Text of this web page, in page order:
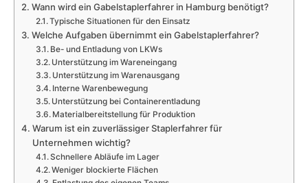
Wann wird ein Gabelstaplerfahrer in Hamburg benötigt?
Typische Situationen für den Einsatz
Welche Aufgaben übernimmt ein Gabelstaplerfahrer?
Be- und Entladung von LKWs
Unterstützung im Wareneingang
Unterstützung im Warenausgang
Interne Warenbewegung
Unterstützung bei Containerentladung
Materialbereitstellung für Produktion
Warum ist ein zuverlässiger Staplerfahrer für
Unternehmen wichtig?
Schnellere Abläufe im Lager
Weniger blockierte Flächen